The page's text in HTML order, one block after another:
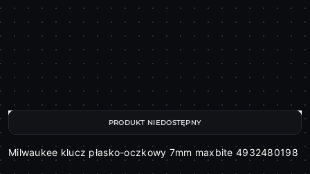
Milwaukee klucz płasko-oczkowy 7mm maxbite 4932480198
PRODUKT NIEDOSTĘPNY